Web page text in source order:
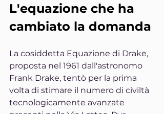
L'equazione che ha
cambiato la domanda
La cosiddetta Equazione di Drake,
proposta nel 1961 dall'astronomo
Frank Drake, tentò per la prima
volta di stimare il numero di civiltà
tecnologicamente avanzate